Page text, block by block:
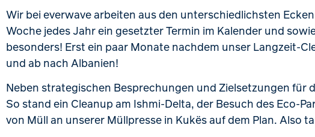
Wir bei everwave arbeiten aus den unterschiedlichsten
Woche jedes Jahr ein gesetzter Termin im Kalender und
besonders! Erst ein paar Monate nachdem unser Langzeit-
und ab nach Albanien!
Neben strategischen Besprechungen und Zielsetzungen für
So stand ein Cleanup am Ishmi-Delta, der Besuch des Eco-
von Müll an unserer Müllpresse in Kukës auf dem Plan. Also